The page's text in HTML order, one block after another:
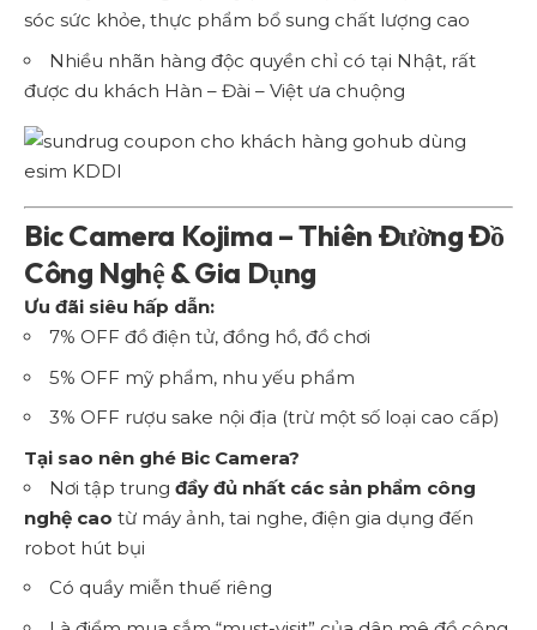
sóc sức khỏe, thực phẩm bổ sung chất lượng cao
Nhiều nhãn hàng độc quyền chỉ có tại Nhật, rất
được du khách Hàn – Đài – Việt ưa chuộng
Bic Camera Kojima – Thiên Đường Đồ
Công Nghệ & Gia Dụng
Ưu đãi siêu hấp dẫn:
7% OFF đồ điện tử, đồng hồ, đồ chơi
5% OFF mỹ phẩm, nhu yếu phẩm
3% OFF rượu sake nội địa (trừ một số loại cao cấp)
Tại sao nên ghé Bic Camera?
Nơi tập trung đầy đủ nhất các sản phẩm công
nghệ cao từ máy ảnh, tai nghe, điện gia dụng đến
robot hút bụi
Có quầy miễn thuế riêng